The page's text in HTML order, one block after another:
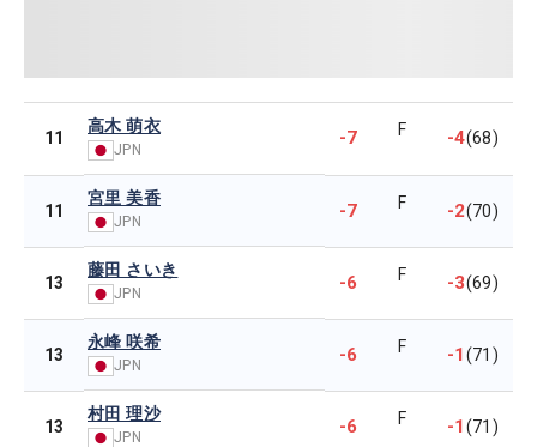
11
高木 萌衣
JPN
-7 F -4(68)
11
宮里 美香
JPN -7 F -2(70)
13
藤田 さいき
JPN -6 F -3(69)
13
永峰 咲希
JPN -6 F -1(71)
13
村田 理沙
JPN -6 F -1(71)